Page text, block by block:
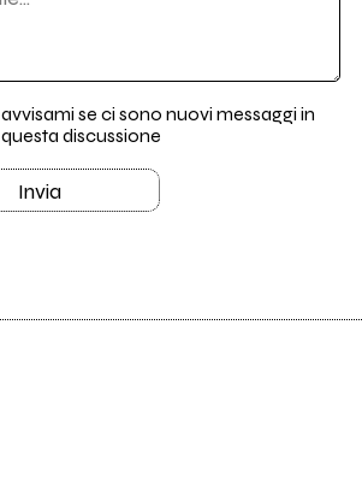
avvisami se ci sono nuovi messaggi in
questa discussione
Invia